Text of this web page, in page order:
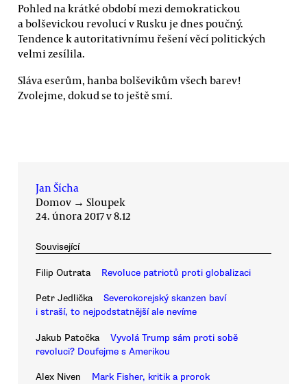
Pohled na krátké období mezi demokratickou
a bolševickou revolucí v Rusku je dnes poučný.
Tendence k autoritativnímu řešení věcí politických
velmi zesílila.
Sláva eserům, hanba bolševikům všech barev!
Zvolejme, dokud se to ještě smí.
Jan Šícha
Domov → Sloupek
24. února 2017 v 8.12
Související
Filip Outrata Revoluce patriotů proti globalizaci
Petr Jedlička
Severokorejský skanzen baví
i straší, to nejpodstatnější ale nevíme
Jakub Patočka
Vyvolá Trump sám proti sobě
revoluci? Doufejme s Amerikou
Alex Niven Mark Fisher, kritik a prorok